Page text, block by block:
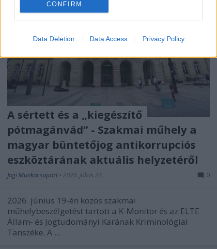
CONFIRM
Data Deletion Data Access Privacy Policy
A sértett és a „kiegészítő
pótmagánvád” - Szakmai műhely a
magyar büntetőjog antikorrupciós
eszköztárának aktuális helyzetéről
Jogi Munkacsoport • 2026. július 22. 0
2026. június 19-én közös szakmai
műhelybeszélgetést tartott a K-Monitor és az ELTE
Állam- és Jogtudományi Karának Kriminológiai
Tanszéke. A ...